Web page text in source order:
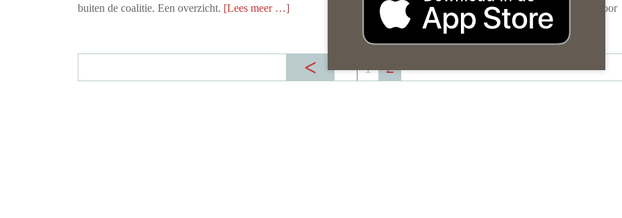
buiten de coalitie. Een overzicht. [Lees meer …]
maakt hoe belangrijk het is om regels te hebben die voor
iedereen werken.[Lees meer …]
1 2